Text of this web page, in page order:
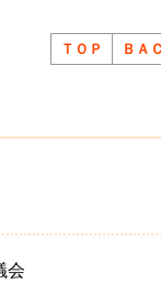
ＴＯＰ ＢＡ
会